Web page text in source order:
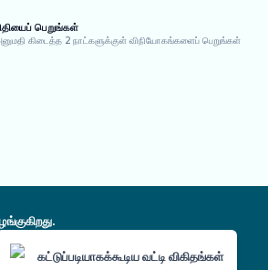
பெறுங்கள்
கிடைத்த 2 நாட்களுக்குள் விநியோகங்களைப் பெறுங்கள்
கட்டுப்படியாகக்கூடிய வட்டி விகிதங்கள்